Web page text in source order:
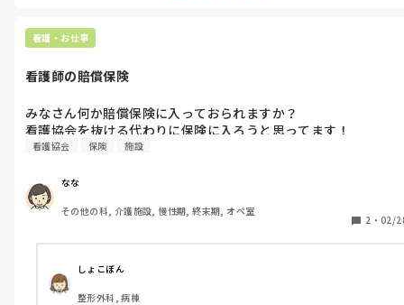
看護・お仕事
看護師の賠償保険
みなさん何か賠償保険に入っておられますか？
看護協会を抜ける代わりに保険に入ろうと思ってます！
看護協会 保険 施設
なな
その他の科, 介護施設, 慢性期, 終末期, オペ室
2 ・ 02/
しょこぼん
整形外科, 病棟